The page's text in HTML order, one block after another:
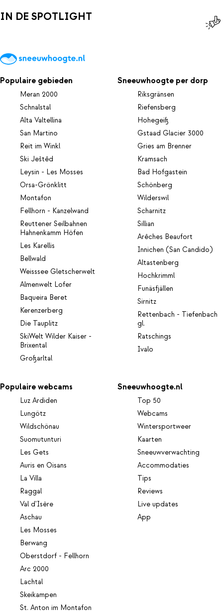
IN DE SPOTLIGHT
Populaire gebieden
Meran 2000
Schnalstal
Alta Valtellina
San Martino
Reit im Winkl
Ski Ještěd
Leysin - Les Mosses
Orsa-Grönklitt
Montafon
Fellhorn - Kanzelwand
Reuttener Seilbahnen
Hahnenkamm Höfen
Les Karellis
Bellwald
Weisssee Gletscherwelt
Almenwelt Lofer
Baqueira Beret
Kerenzerberg
Die Tauplitz
SkiWelt Wilder Kaiser -
Brixental
Großarltal
Sneeuwhoogte per dorp
Riksgränsen
Riefensberg
Hohegeiß
Gstaad Glacier 3000
Gries am Brenner
Kramsach
Bad Hofgastein
Schönberg
Wilderswil
Scharnitz
Sillian
Arêches Beaufort
Innichen (San Candido)
Altastenberg
Hochkrimml
Funäsfjällen
Sirnitz
Rettenbach - Tiefenbach
gl.
Ratschings
Ivalo
Populaire webcams
Luz Ardiden
Lungötz
Wildschönau
Suomutunturi
Les Gets
Auris en Oisans
La Villa
Raggal
Val d'Isère
Aschau
Les Mosses
Berwang
Oberstdorf - Fellhorn
Arc 2000
Lachtal
Skeikampen
St. Anton im Montafon
Sneeuwhoogte.nl
Top 50
Webcams
Wintersportweer
Kaarten
Sneeuwverwachting
Accommodaties
Tips
Reviews
Live updates
App